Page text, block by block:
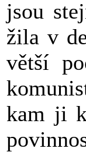
jsou
žila v
větší
kam ji